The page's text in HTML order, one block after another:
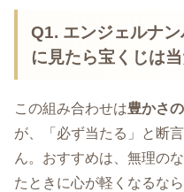
Q1. エンジェルナ
に見たら宝くじは
この組み合わせは豊かさ
が、「必ず当たる」と断
ん。おすすめは、無理の
たときに心が軽くなるな